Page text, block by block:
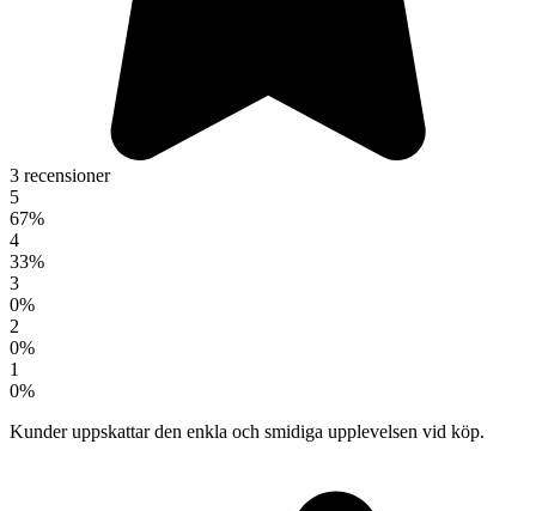
3 recensioner
5
67%
4
33%
3
0%
2
0%
1
0%
Kunder uppskattar den enkla och smidiga upplevelsen vid köp.